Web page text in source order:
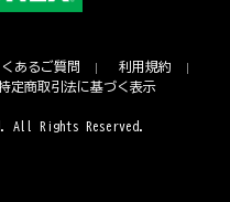
あるご質問
利用規約
定商取引法に基づく表示
All Rights Reserved.